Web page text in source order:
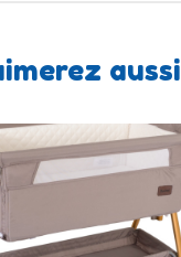
aussi